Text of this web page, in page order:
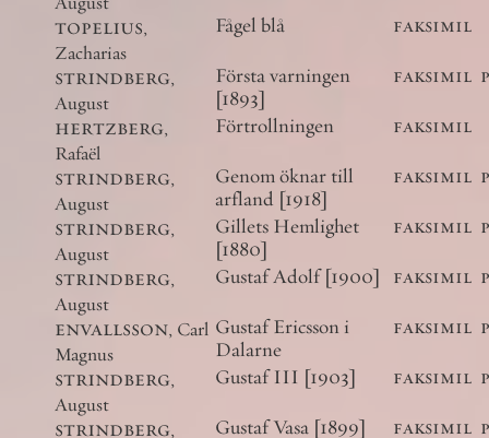
topelius,
Zacharias
Fågel blå faksimil
strindberg,
August
Första varningen
[1893]
faksimil
hertzberg,
Rafaël
Förtrollningen faksimil
strindberg,
August
Genom öknar till
arfland [1918]
faksimil
strindberg,
August
Gillets Hemlighet
[1880]
faksimil
strindberg,
August
Gustaf Adolf [1900] faksimil
envallsson, Carl
Magnus
Gustaf Ericsson i
Dalarne
faksimil
strindberg,
August
Gustaf III [1903] faksimil
strindberg, Gustaf Vasa [1899] faksimil